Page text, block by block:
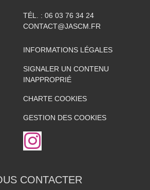
TÉL. : 06 03 76 34 24
CONTACT@JASCM.FR
INFORMATIONS LÉGALES
SIGNALER UN CONTENU
INAPPROPRIÉ
CHARTE COOKIES
GESTION DES COOKIES
CONTACTER